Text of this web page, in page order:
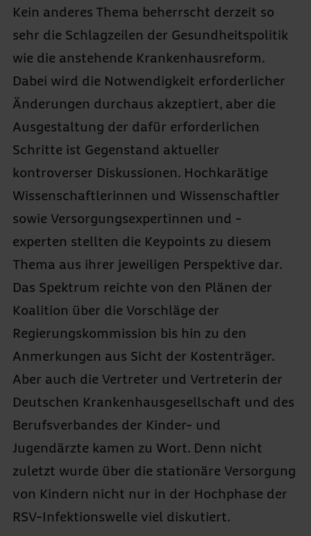
Kein anderes Thema beherrscht derzeit so
sehr die Schlagzeilen der Gesundheitspolitik
wie die anstehende Krankenhausreform.
Dabei wird die Notwendigkeit erforderlicher
Änderungen durchaus akzeptiert, aber die
Ausgestaltung der dafür erforderlichen
Schritte ist Gegenstand aktueller
kontroverser Diskussionen. Hochkarätige
Wissenschaftlerinnen und Wissenschaftler
sowie Versorgungsexpertinnen und -
experten stellten die Keypoints zu diesem
Thema aus ihrer jeweiligen Perspektive dar.
Das Spektrum reichte von den Plänen der
Koalition über die Vorschläge der
Regierungskommission bis hin zu den
Anmerkungen aus Sicht der Kostenträger.
Aber auch die Vertreter und Vertreterin der
Deutschen Krankenhausgesellschaft und des
Berufsverbandes der Kinder- und
Jugendärzte kamen zu Wort. Denn nicht
zuletzt wurde über die stationäre Versorgung
von Kindern nicht nur in der Hochphase der
RSV-Infektionswelle viel diskutiert.